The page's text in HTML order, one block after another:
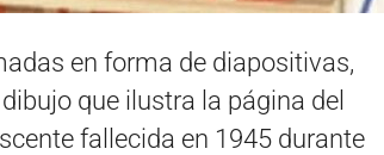
en forma de diapositivas,
que ilustra la página del
fallecida en 1945 durante